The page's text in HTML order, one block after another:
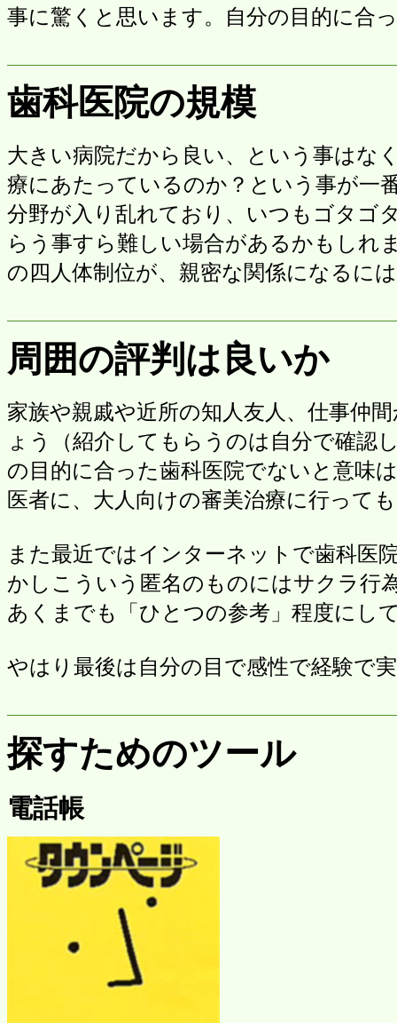
事に驚くと思います。自分の目的に合
歯科医院の規模
大きい病院だから良い、という事はな
療にあたっているのか？という事が一
分野が入り乱れており、いつもゴタゴ
らう事すら難しい場合があるかもしれ
の四人体制位が、親密な関係になるに
周囲の評判は良いか
家族や親戚や近所の知人友人、仕事仲
ょう（紹介してもらうのは自分で確認
の目的に合った歯科医院でないと意味
医者に、大人向けの審美治療に行って
また最近ではインターネットで歯科医
かしこういう匿名のものにはサクラ行
あくまでも「ひとつの参考」程度にし
やはり最後は自分の目で感性で経験で
探すためのツール
電話帳